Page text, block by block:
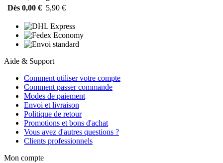
Dès 0,00 € 5,90 €
Aide & Support
Comment utiliser votre compte
Comment passer commande
Modes de paiement
Envoi et livraison
Politique de retour
Promotions et bons d'achat
Vous avez d'autres questions ?
Clients professionnels
Mon compte